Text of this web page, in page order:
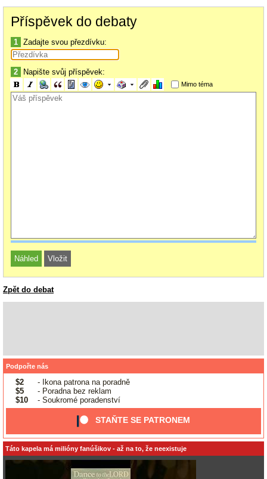
Příspěvek do debaty
1 Zadajte svou přezdívku:
2 Napište svůj příspěvek:
Mimo téma
Zpět do debat
Podpořte nás
$2
- Ikona patrona na poradně
$5
- Poradna bez reklam
$10
- Soukromé poradenství
STAŇTE SE PATRONEM
Táto kapela má milióny fanúšikov - až na to, že neexistuje